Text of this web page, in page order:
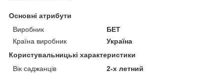
Основні атрибути
Виробник
БЕТ
Країна виробник
Україна
Користувальницькі характеристики
Вік саджанців
2-х летний